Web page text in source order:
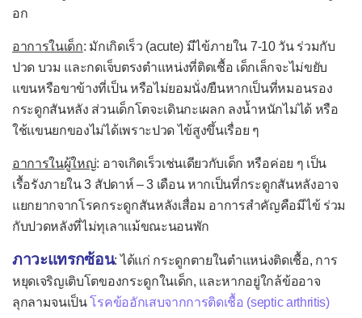
โรคหลอดลมฝอยอักเสบ
โรคหัด
โรคหัดเยอรมัน
หัดเยอรมันแต่กำเนิด
โรคอีสุกอีใส
โรคงูสวัด
โรคเอดส์
โรคติดเชื้อแบคทีเรีย
กรวยไตอักเสบ
กระเพาะปัสสาวะอักเสบ
อก
อาการในเด็ก: มักเกิดเร็ว (acute) มีไข้ภายใน 7-10 วัน ร่วมกับ
ปวด บวม และกดเจ็บตรงตำแหน่งที่ติดเชื้อ เด็กเล็กจะไม่ขยับ
แขนหรือขาข้างที่เป็น หรือไม่ยอมนั่ง/ยืนหากเป็นที่หมอนรอง
กระดูกสันหลัง ส่วนเด็กโตจะเดินกะเผลก ลงน้ำหนักไม่ได้ หรือ
ใช้แขนยกของไม่ได้เพราะปวด ไข้สูงขึ้นเรื่อย ๆ
อาการในผู้ใหญ่: อาจเกิดเร็วเช่นเดียวกับเด็ก หรือค่อย ๆ เป็น
เรื้อรังภายใน 3 สัปดาห์ – 3 เดือน หากเป็นที่กระดูกสันหลังอาจ
แยกยากจากโรคกระดูกสันหลังเสื่อม อาการสำคัญคือมีไข้ ร่วม
กับปวดหลังที่ไม่ทุเลาแม้ขณะนอนพัก
ภาวะแทรกซ้อน: ได้แก่ กระดูกตายในตำแหน่งติดเชื้อ, การ
หยุดเจริญเติบโตของกระดูกในเด็ก, และหากอยู่ใกล้ข้ออาจ
ลุกลามจนเป็นโรคข้ออักเสบจากการติดเชื้อ (septic arthritis)